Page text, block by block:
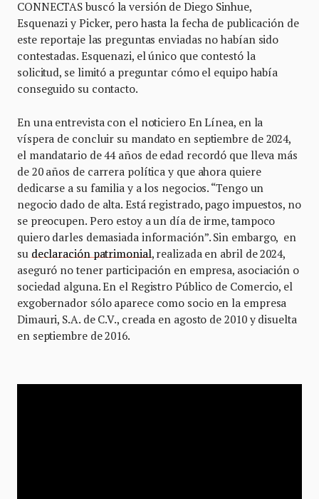
CONNECTAS buscó la versión de Diego Sinhue,
Esquenazi y Picker, pero hasta la fecha de publicación de
este reportaje las preguntas enviadas no habían sido
contestadas. Esquenazi, el único que contestó la
solicitud, se limitó a preguntar cómo el equipo había
conseguido su contacto.
En una entrevista con el noticiero En Línea, en la
víspera de concluir su mandato en septiembre de 2024,
el mandatario de 44 años de edad recordó que lleva más
de 20 años de carrera política y que ahora quiere
dedicarse a su familia y a los negocios. “Tengo un
negocio dado de alta. Está registrado, pago impuestos, no
se preocupen. Pero estoy a un día de irme, tampoco
quiero darles demasiada información”. Sin embargo, en
su declaración patrimonial, realizada en abril de 2024,
aseguró no tener participación en empresa, asociación o
sociedad alguna. En el Registro Público de Comercio, el
exgobernador sólo aparece como socio en la empresa
Dimauri, S.A. de C.V., creada en agosto de 2010 y disuelta
en septiembre de 2016.